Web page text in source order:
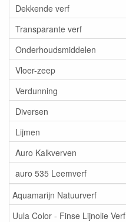
Dekkende verf
Transparante verf
Onderhoudsmiddelen
Vloer-zeep
Verdunning
Diversen
Lijmen
Auro Kalkverven
auro 535 Leemverf
Aquamarijn Natuurverf
Uula Color - Finse Lijnolie Verf